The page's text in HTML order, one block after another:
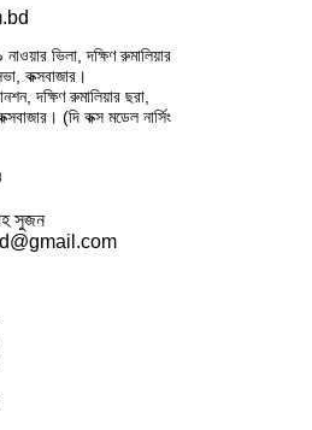
ভিলা, দক্ষিণ রুমালিয়ার
কক্সবাজার।
দক্ষিণ রুমালিয়ার ছরা,
(দি কক্স মডেল নার্সিং
সুজন